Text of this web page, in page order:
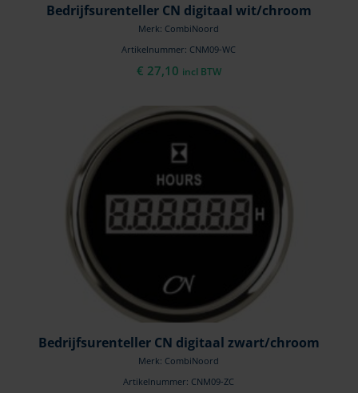
Bedrijfsurenteller CN digitaal wit/chroom
Merk: CombiNoord
Artikelnummer: CNM09-WC
€ 27,10 incl BTW
Bedrijfsurenteller CN digitaal zwart/chroom
Merk: CombiNoord
Artikelnummer: CNM09-ZC